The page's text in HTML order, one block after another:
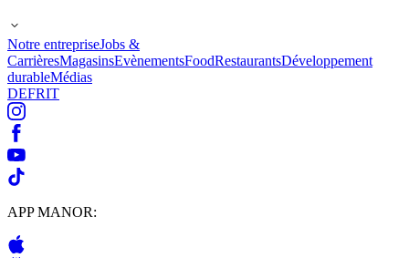
Notre entrepriseJobs &
CarrièresMagasinsEvènementsFoodRestaurantsDéveloppement
durableMédias
DEFRIT
APP MANOR: